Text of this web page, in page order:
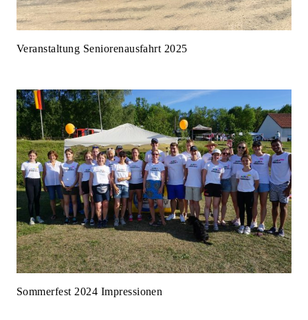
Veranstaltung Seniorenausfahrt 2025
Sommerfest 2024 Impressionen